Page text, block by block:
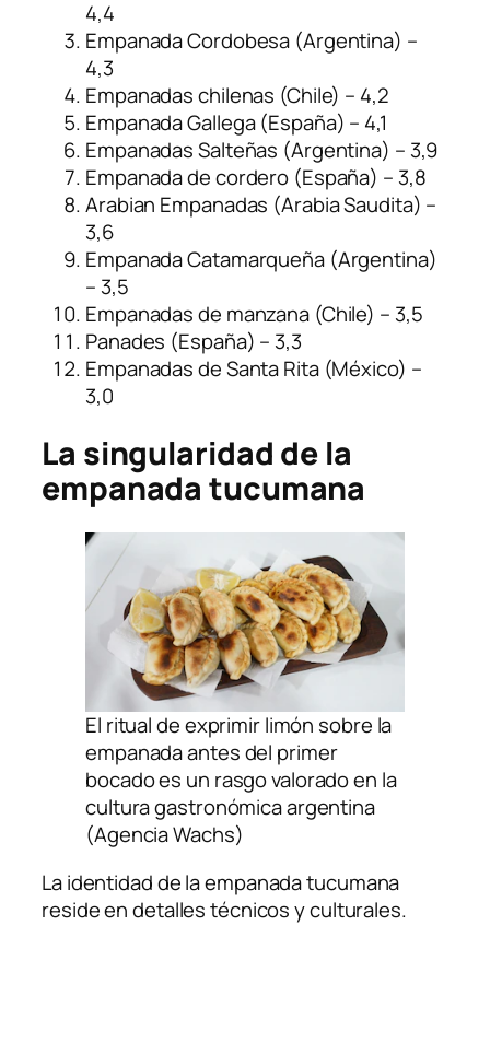
4,4
Empanada Cordobesa (Argentina) –
4,3
Empanadas chilenas (Chile) – 4,2
Empanada Gallega (España) – 4,1
Empanadas Salteñas (Argentina) – 3,9
Empanada de cordero (España) – 3,8
Arabian Empanadas (Arabia Saudita) –
3,6
Empanada Catamarqueña (Argentina)
– 3,5
Empanadas de manzana (Chile) – 3,5
Panades (España) – 3,3
Empanadas de Santa Rita (México) –
3,0
La singularidad de la
empanada tucumana
El ritual de exprimir limón sobre la
empanada antes del primer
bocado es un rasgo valorado en la
cultura gastronómica argentina
(Agencia Wachs)
La identidad de la empanada tucumana
reside en detalles técnicos y culturales.